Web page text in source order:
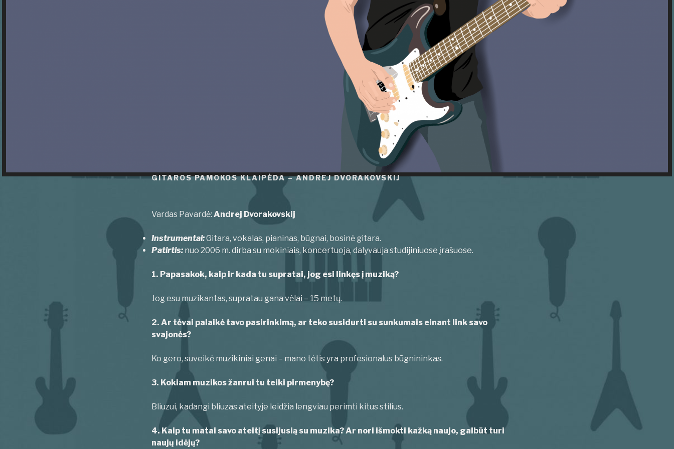
GITAROS PAMOKOS KLAIPĖDA – ANDREJ DVORAKOVSKIJ
Vardas Pavardė: Andrej Dvorakovskij
Instrumentai:Gitara, vokalas, pianinas, būgnai, bosinė gitara.
Patirtis: nuo 2006 m. dirba su mokiniais, koncertuoja, dalyvauja studijiniuose įrašuose.
1. Papasakok, kaip ir kada tu supratai, jog esi linkęs į muziką?
Jog esu muzikantas, supratau gana vėlai – 15 metų.
2. Ar tėvai palaikė tavo pasirinkimą, ar teko susidurti su sunkumais einant link savo
svajonės?
Ko gero, suveikė muzikiniai genai – mano tėtis yra profesionalus būgnininkas.
3. Kokiam muzikos žanrui tu teiki pirmenybę?
Bliuzui, kadangi bliuzas ateityje leidžia lengviau perimti kitus stilius.
4. Kaip tu matai savo ateitį susijusią su muzika? Ar nori išmokti kažką naujo, galbūt turi
naujų idėjų?